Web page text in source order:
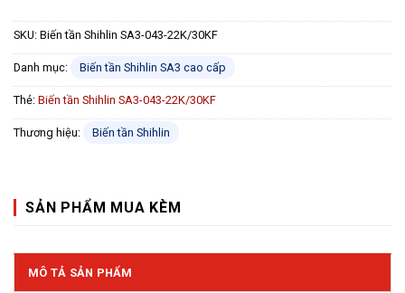
SKU: Biến tần Shihlin SA3-043-22K/30KF
Danh mục: Biến tần Shihlin SA3 cao cấp
Thẻ: Biến tần Shihlin SA3-043-22K/30KF
Thương hiệu: Biến tần Shihlin
SẢN PHẨM MUA KÈM
MÔ TẢ SẢN PHẨM